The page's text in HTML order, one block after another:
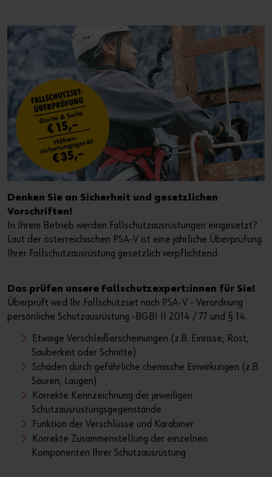
Denken Sie an Sicherheit und gesetzlichen
Vorschriften!
In Ihrem Betrieb werden Fallschutzausrüstungen eingesetzt?
Laut der österreichischen PSA-V ist eine jährliche Überprüfung
Ihrer Fallschutzausrüstung gesetzlich verpflichtend.
Das prüfen unsere Fallschutzexpert:innen für Sie!
Überprüft wird Ihr Fallschutzset nach PSA-V - Verordnung
persönliche Schutzausrüstung -BGBI II 2014 / 77 und § 14.
Etwaige Verschleißerscheinungen (z.B. Einrisse, Rost,
Sauberkeit oder Schnitte)
Schäden durch gefährliche chemische Einwirkungen (z.B.
Säuren, Laugen)
Korrekte Kennzeichnung der jeweiligen
Schutzausrüstungsgegenstände
Funktion der Verschlüsse und Karabiner
Korrekte Zusammenstellung der einzelnen
Komponenten Ihrer Schutzausrüstung